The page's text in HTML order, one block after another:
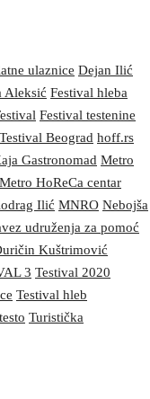
ulaznice Dejan Ilić
Aleksić Festival hleba
Festival testenine
Beograd hoff.rs
Gastronomad Metro
Metro HoReCa centar
Ilić MNRO Nebojša
udruženja za pomoć
Kuštrimović
3 Testival 2020
Testival hleb
Turistička